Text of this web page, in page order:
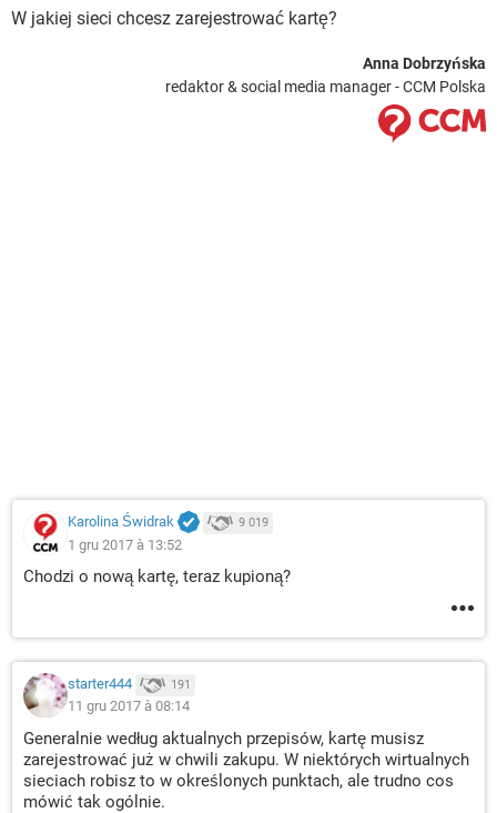
W jakiej sieci chcesz zarejestrować kartę?
Anna Dobrzyńska
redaktor & social media manager - CCM Polska
Karolina Świdrak 9 019
1 gru 2017 à 13:52
Chodzi o nową kartę, teraz kupioną?
starter444 191
11 gru 2017 à 08:14
Generalnie według aktualnych przepisów, kartę musisz
zarejestrować już w chwili zakupu. W niektórych wirtualnych
sieciach robisz to w określonych punktach, ale trudno cos
mówić tak ogólnie.